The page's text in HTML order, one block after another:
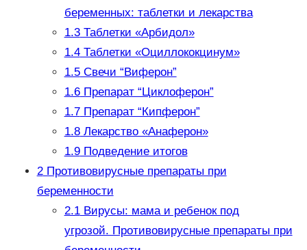
беременных: таблетки и лекарства
1.3Таблетки «Арбидол»
1.4Таблетки «Оциллококцинум»
1.5Свечи “Виферон”
1.6Препарат “Циклоферон”
1.7Препарат “Кипферон”
1.8Лекарство «Анаферон»
1.9Подведение итогов
2Противовирусные препараты при
беременности
2.1Вирусы: мама и ребенок под
угрозой. Противовирусные препараты при